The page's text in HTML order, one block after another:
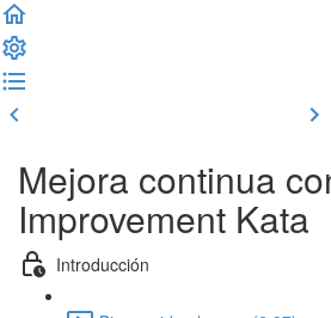
Mejora continua
Improvement Kata
Introducción